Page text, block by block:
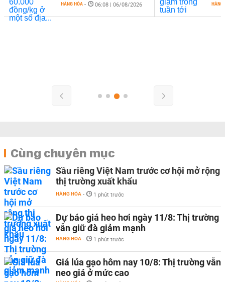
HÀNG
HÀNG HÓA - 06:08 | 06/08/2026
Cùng chuyên mục
Sầu riêng Việt Nam trước cơ hội mở rộng
thị trường xuất khẩu
HÀNG HÓA - 1 phút trước
Dự báo giá heo hơi ngày 11/8: Thị trường
vẫn giữ đà giảm mạnh
HÀNG HÓA - 1 phút trước
Giá lúa gạo hôm nay 10/8: Thị trường vẫn
neo giá ở mức cao